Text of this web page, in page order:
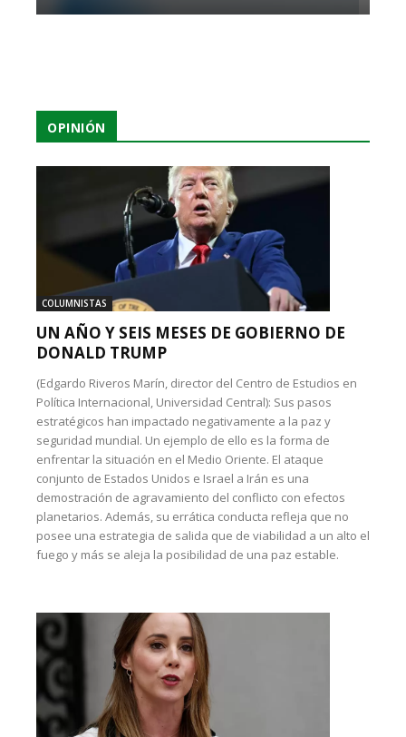
OPINIÓN
COLUMNISTAS
UN AÑO Y SEIS MESES DE GOBIERNO DE
DONALD TRUMP
(Edgardo Riveros Marín, director del Centro de Estudios en
Política Internacional, Universidad Central): Sus pasos
estratégicos han impactado negativamente a la paz y
seguridad mundial. Un ejemplo de ello es la forma de
enfrentar la situación en el Medio Oriente. El ataque
conjunto de Estados Unidos e Israel a Irán es una
demostración de agravamiento del conflicto con efectos
planetarios. Además, su errática conducta refleja que no
posee una estrategia de salida que de viabilidad a un alto el
fuego y más se aleja la posibilidad de una paz estable.